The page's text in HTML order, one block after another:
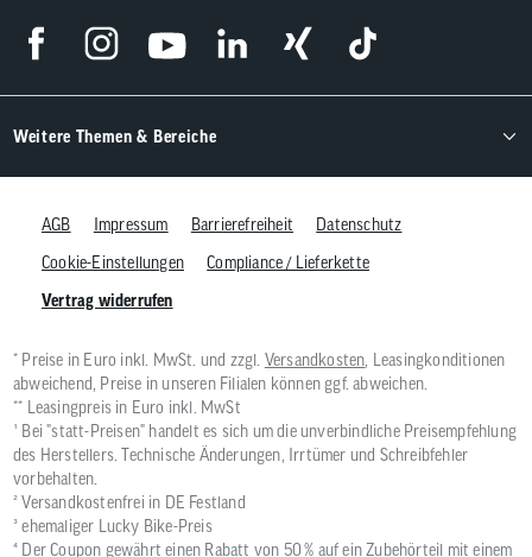
Weitere Themen & Bereiche
AGB Impressum Barrierefreiheit
Datenschutz
Cookie-Einstellungen
Compliance / Lieferkette
Vertrag widerrufen
* Preise in Euro inkl. MwSt. und zzgl. Versandkosten , Leasingkonditionen
abweichend, Preise in unseren Filialen können ggf. abweichen.
** Leasingpreis in Euro inkl. MwSt
¹ Bei "statt-Preisen" handelt es sich um die unverbindliche Preisempfehlung
des Herstellers. Technische Änderungen, Irrtümer und Schreibfehler
vorbehalten.
² Versandkostenfrei in DE Festland
³ ehemaliger Lucky Bike-Preis
⁴ Der Coupon gewährt einen Rabatt von 50 % auf ein Zubehörteil mit einem